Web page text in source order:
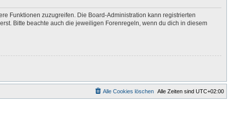
Funktionen zuzugreifen. Die Board-Administration kann registrierten
Bitte beachte auch die jeweiligen Forenregeln, wenn du dich in diesem
Alle Zeiten sind UTC+02:00
Alle Cookies löschen